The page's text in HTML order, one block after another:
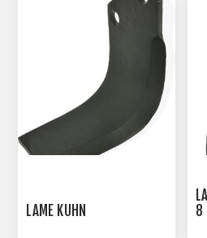
LAME KUHN
8